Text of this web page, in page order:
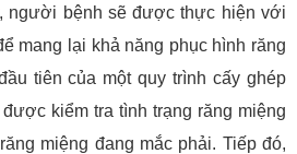
người bệnh sẽ được thực hiện với
mang lại khả năng phục hình răng
tiên của một quy trình cấy ghép
kiểm tra tình trạng răng miệng
miệng đang mắc phải. Tiếp đó,